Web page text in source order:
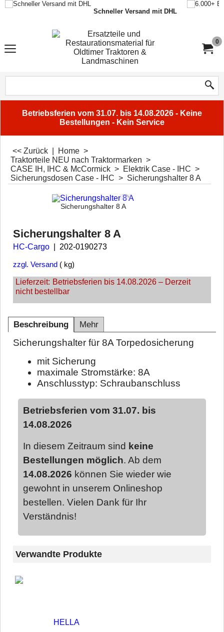
Schneller Versand mit DHL
0
Betriebsferien vom 31.07. bis 14.08.2026 - Keine
Bestellungen - Kein Service
<< Zurück Home >
Traktorteile NEU nach Traktormarken >
CASE IH, IHC & McCormick > Elektrik Case - IHC >
Sicherungsdosen Case - IHC > Sicherungshalter 8 A
Sicherungshalter 8 A
Sicherungshalter 8 A
HC-Cargo 202-0190273
zzgl. Versand kg
Lieferzeit: Betriebsferien bis 14.08.2026 – Derzeit
nicht bestellbar
Beschreibung Mehr
Sicherungshalter für 8A Torpedosicherung
mit Sicherung
maximale Stromstärke: 8A
Anschlusstyp: Schraubanschluss
Betriebsferien vom 31.07. bis
14.08.2026
In diesem Zeitraum sind keine
Bestellungen möglich. Ab dem
14.08.2026 können Sie wieder wie
gewohnt in unserem Onlineshop
bestellen. Vielen Dank für Ihr
Verständnis!
Verwandte Produkte